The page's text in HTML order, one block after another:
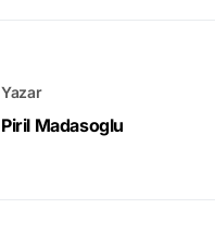
Yazar
Piril Madasoglu